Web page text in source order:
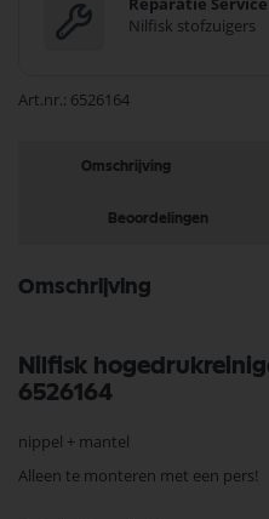
Nilfisk stofzuigers
Art.nr. 6526164
Omschrijving
Beoordelingen
Omschrijving
Nilfisk
6526164
nippel + mantel
Alleen te monteren met een pers!